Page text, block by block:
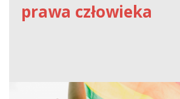
prawa człowieka